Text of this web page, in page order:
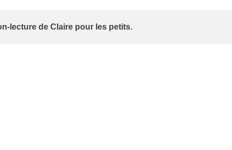
lecture de Claire pour les petits.